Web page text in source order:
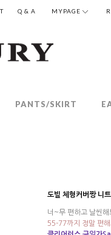
Q & A MYPAGE
PANTS/SKIRT
도빌 체형커버짱 니
너~무 편하고 날씬
55-77까지 정말 편